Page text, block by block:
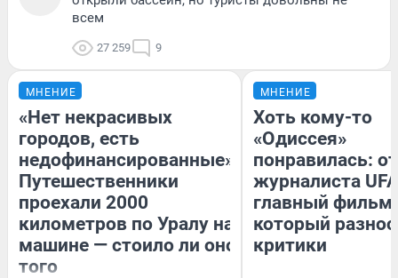
всем
27 259 9
МНЕНИЕ
«Нет некрасивых
городов, есть
недофинансированные».
Путешественники
проехали 2000
километров по Уралу на
машине — стоило ли оно
того
МНЕНИЕ
Хоть кому-то
«Одиссея»
понравилась:
журналиста
главный фильм
который
критики